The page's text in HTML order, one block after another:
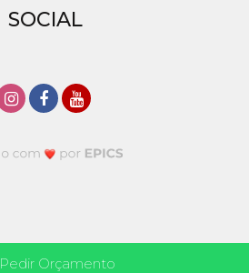
SOCIAL
Pedir Orçamento